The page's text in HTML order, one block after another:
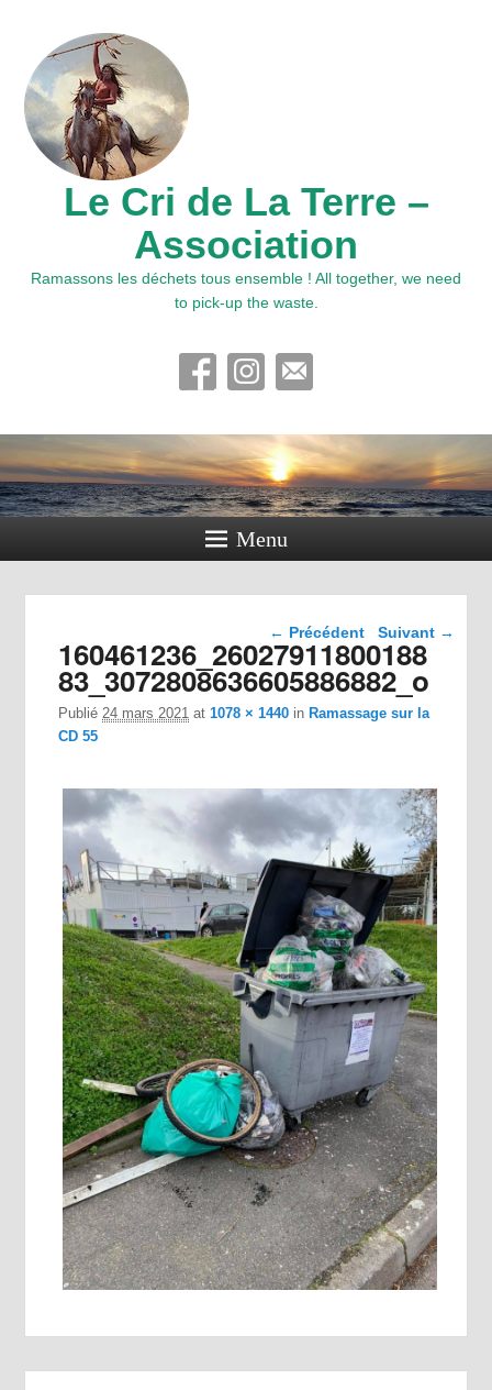
Le Cri de La Terre –
Association
Ramassons les déchets tous ensemble ! All together, we need
to pick-up the waste.
Menu
Navigation dans les
images
← Précédent Suivant →
160461236_26027911800188
83_3072808636605886882_o
Publié24 mars 2021 at1078 × 1440 in Ramassage sur la
CD 55